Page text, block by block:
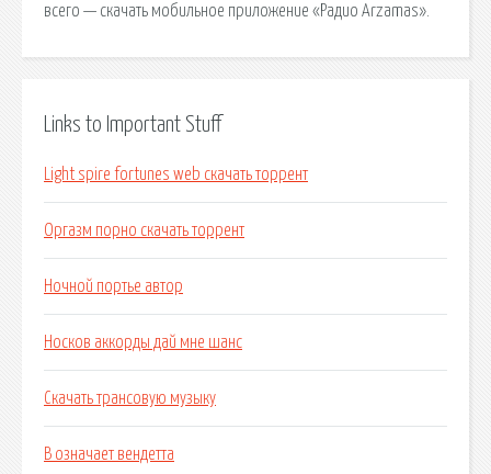
всего — скачать мобильное приложение «Радио Arzamas».
Links to Important Stuff
Light spire fortunes web скачать торрент
Оргазм порно скачать торрент
Ночной портье автор
Носков аккорды дай мне шанс
Скачать трансовую музыку
В означает вендетта